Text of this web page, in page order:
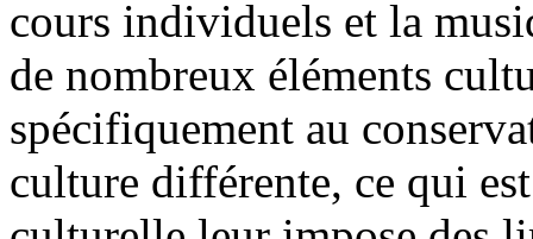
cours individuels et la
de nombreux éléments
spécifiquement au
culture différente, ce qui